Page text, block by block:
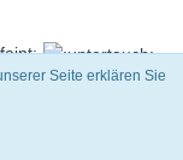
Seite erklären Sie